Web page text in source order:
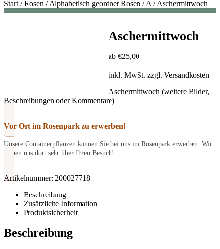
Start /Rosen /Alphabetisch geordnet Rosen /A /Aschermittwoch
Aschermittwoch
ab €25,00
inkl. MwSt. zzgl. Versandkosten
Aschermittwoch (weitere Bilder,
Beschreibungen oder Kommentare)
Vor Ort im Rosenpark zu erwerben!
Unsere Containerpflanzen können Sie bei uns im Rosenpark erwerben. Wir
freuen uns dort sehr über Ihren Besuch!
Artikelnummer: 200027718
Beschreibung
Zusätzliche Information
Produktsicherheit
Beschreibung